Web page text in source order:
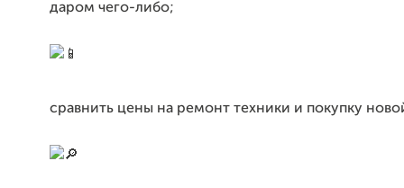
даром чего-либо;
сравнить цены на ремонт техники и покупку